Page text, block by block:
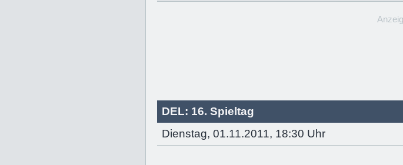
DEL: 16. Spieltag
Dienstag, 01.11.2011, 18:30 Uhr